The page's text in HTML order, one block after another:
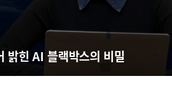
밝힌 AI 블랙박스의 비밀